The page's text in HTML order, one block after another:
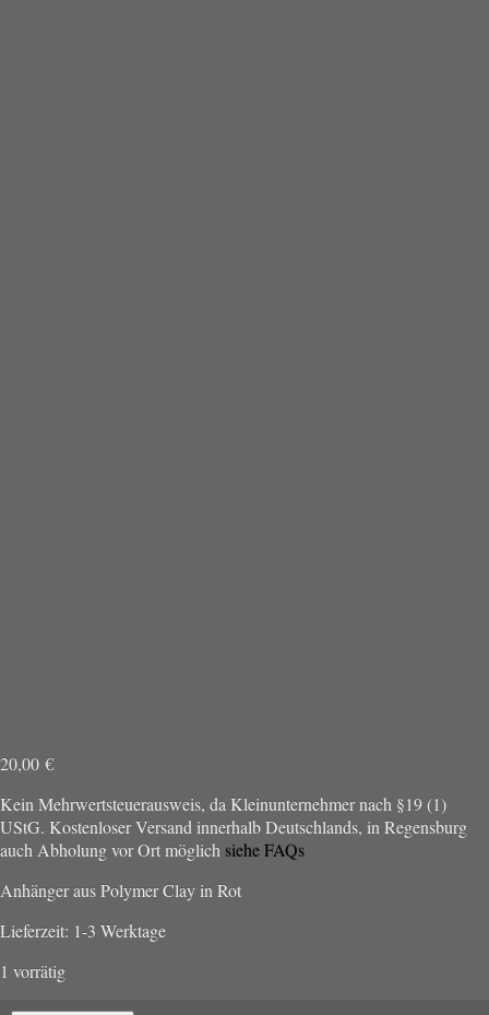
20,00 €
Kein Mehrwertsteuerausweis, da Kleinunternehmer nach §19 (1)
UStG. Kostenloser Versand innerhalb Deutschlands, in Regensburg
auch Abholung vor Ort möglich siehe FAQs
Anhänger aus Polymer Clay in Rot
Lieferzeit: 1-3 Werktage
1 vorrätig